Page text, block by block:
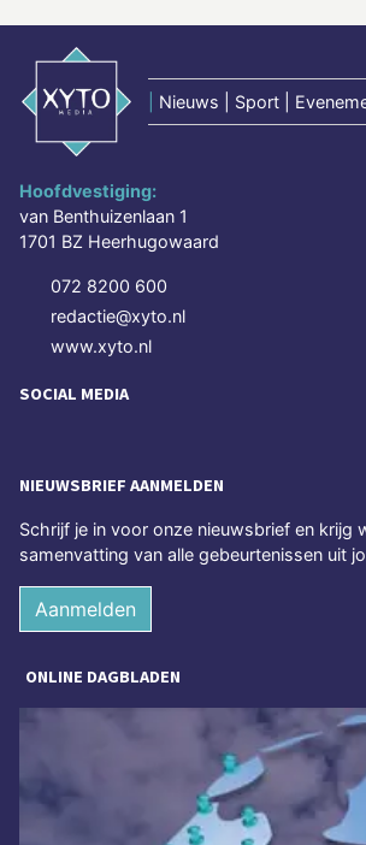
Nieuws | Sport |
Hoofdvestiging:
van Benthuizenlaan 1
1701 BZ Heerhugowaard
072 8200 600
redactie@xyto.nl
www.xyto.nl
SOCIAL MEDIA
NIEUWSBRIEF AANMELDEN
Schrijf je in voor onze nieuwsbrief en krijg
samenvatting van alle gebeurtenissen uit
Aanmelden
ONLINE DAGBLADEN